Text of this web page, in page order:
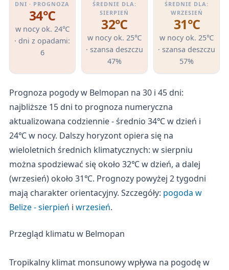
DNI · PROGNOZA
34℃
w nocy ok. 24℃
· dni z opadami:
6
ŚREDNIE DLA:
SIERPIEŃ
32℃
w nocy ok. 25℃
· szansa deszczu
47%
ŚREDNIE DLA:
WRZESIEŃ
31℃
w nocy ok. 25℃
· szansa deszczu
57%
Prognoza pogody w Belmopan na 30 i 45 dni:
najbliższe 15 dni to prognoza numeryczna
aktualizowana codziennie - średnio 34℃ w dzień i
24℃ w nocy. Dalszy horyzont opiera się na
wieloletnich średnich klimatycznych: w sierpniu
można spodziewać się około 32℃ w dzień, a dalej
(wrzesień) około 31℃. Prognozy powyżej 2 tygodni
mają charakter orientacyjny. Szczegóły: pogoda w
Belize - sierpień i wrzesień.
Przegląd klimatu w Belmopan
Tropikalny klimat monsunowy wpływa na pogodę w